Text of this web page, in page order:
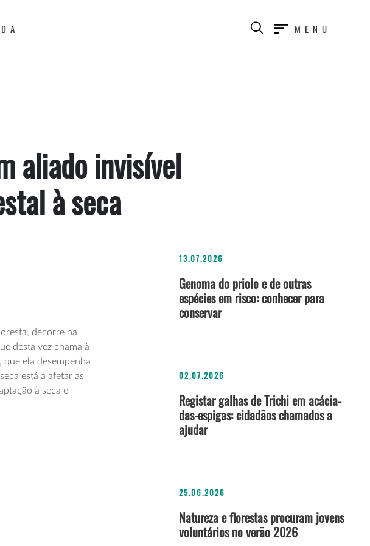
MENU
aliado invisível
à seca
decorre na
desta vez chama à
ela desempenha
está a afetar as
à seca e
13.07.2026
Genoma do priolo e de outras
espécies em risco: conhecer para
conservar
02.07.2026
Registar galhas de Trichi em acácia-
das-espigas: cidadãos chamados a
ajudar
25.06.2026
Natureza e florestas procuram jovens
voluntários no verão 2026